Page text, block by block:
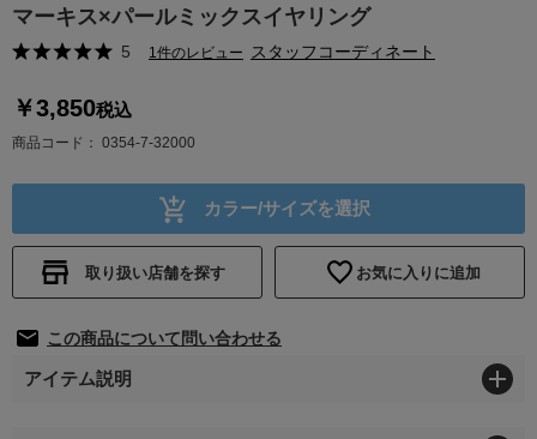
マーキス×パールミックスイヤリング
5 1件のレビュー スタッフコーディネート
￥3,850税込
商品コード 0354-7-32000
カラー/サイズを選択
取り扱い店舗を探す お気に入りに追加
この商品について問い合わせる
アイテム説明